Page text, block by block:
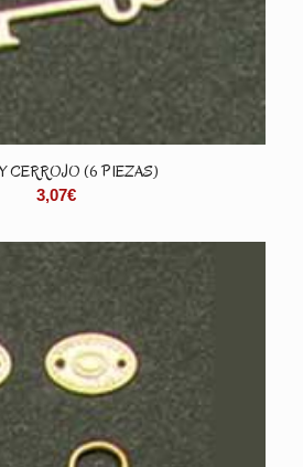
CERROJO (6 PIEZAS)
3,07€